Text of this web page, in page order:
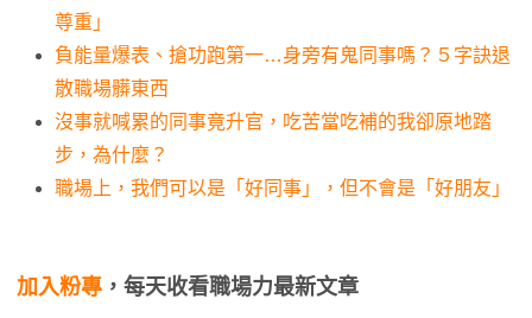
尊重」
負能量爆表、搶功跑第一…身旁有鬼同事嗎？５字訣退
散職場髒東西
沒事就喊累的同事竟升官，吃苦當吃補的我卻原地踏
步，為什麼？
職場上，我們可以是「好同事」，但不會是「好朋友」
加入粉專 ，每天收看職場力最新文章